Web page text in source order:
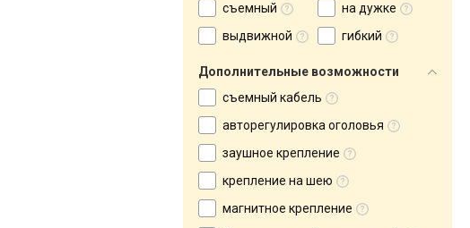
съемный
на дужке
выдвижной
гибкий
Дополнительные возможности
съемный кабель
авторегулировка оголовья
заушное крепление
крепление на шею
магнитное крепление